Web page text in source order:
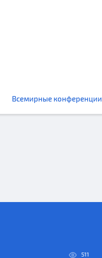
Всемирные конференции
511